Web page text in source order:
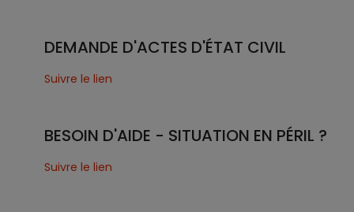
DEMANDE D'ACTES D'ÉTAT CIVIL
Suivre le lien
BESOIN D'AIDE - SITUATION EN PÉRIL ?
Suivre le lien